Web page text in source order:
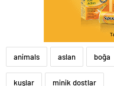
animals aslan boğa
kuşlar minik dostlar